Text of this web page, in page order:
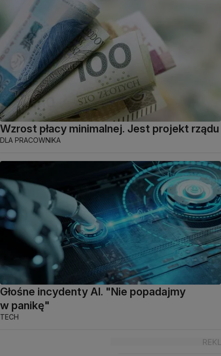
Wzrost płacy minimalnej. Jest projekt rządu
DLA PRACOWNIKA
Głośne incydenty AI. "Nie popadajmy
w panikę"
TECH